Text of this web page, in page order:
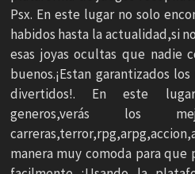
Psx. En este lugar no solo
habidos hasta la actualidad,si
esas joyas ocultas que nadie
buenos.¡Estan garantizados
divertidos!. En este
generos,verás los
manera muy comoda para